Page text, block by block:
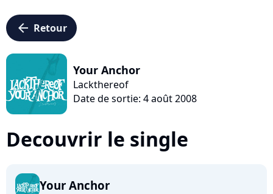
arrow_left Retour
Your Anchor
Lackthereof
Date de sortie: 4 août 2008
Decouvrir le single
Your Anchor